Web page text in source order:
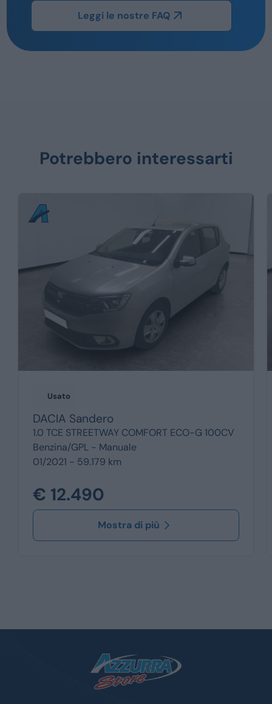
Leggi le nostre FAQ
Potrebbero interessarti
Usato
DACIA Sandero
1.0 TCE STREETWAY COMFORT ECO-G 100CV
Benzina/GPL - Manuale
01/2021 - 59.179 km
€ 12.490
Mostra di più